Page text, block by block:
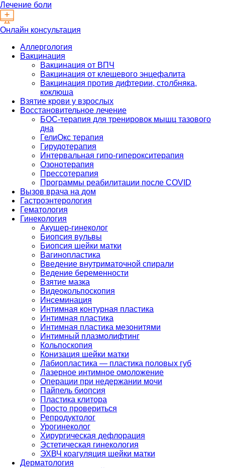
Лечение боли
Онлайн консультация
Аллергология
Вакцинация
Вакцинация от ВПЧ
Вакцинация от клещевого энцефалита
Вакцинация против дифтерии, столбняка,
коклюша
Взятие крови у взрослых
Восстановительное лечение
БОС-терапия для тренировок мышц тазового
дна
ГелиОкс терапия
Гирудотерапия
Интервальная гипо-гиперокситерапия
Озонотерапия
Прессотерапия
Программы реабилитации после СOVID
Вызов врача на дом
Гастроэнтерология
Гематология
Гинекология
Акушер-гинеколог
Биопсия вульвы
Биопсия шейки матки
Вагинопластика
Введение внутриматочной спирали
Ведение беременности
Взятие мазка
Видеокольпоскопия
Инсеминация
Интимная контурная пластика
Интимная пластика
Интимная пластика мезонитями
Интимный плазмолифтинг
Кольпоскопия
Конизация шейки матки
Лабиопластика — пластика половых губ
Лазерное интимное омоложение
Операции при недержании мочи
Пайпель биопсия
Пластика клитора
Просто провериться
Репродуктолог
Урогинеколог
Хирургическая дефлорация
Эстетическая гинекология
ЭХВЧ коагуляция шейки матки
Дерматология